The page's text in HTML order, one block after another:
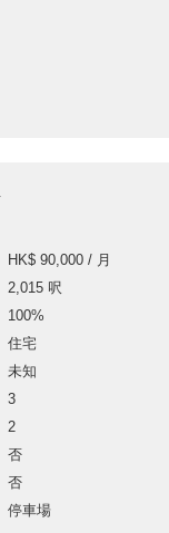
HK$ 90,000 / 月
2,015 呎
100%
住宅
未知
3
2
否
否
停車場